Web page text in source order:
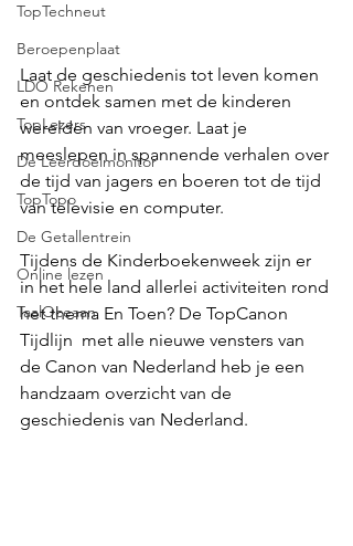
TopTechneut
Beroepenplaat
LDO Rekenen
TopLezers
De Leerdoelmonitor
TopTopo
De Getallentrein
Online lezen
TaalOceaan
Laat de geschiedenis tot leven komen
en ontdek samen met de kinderen
werelden van vroeger. Laat je
meeslepen in spannende verhalen over
de tijd van jagers en boeren tot de tijd
van televisie en computer.
Tijdens de Kinderboekenweek zijn er
in het hele land allerlei activiteiten rond
het thema En Toen? De TopCanon
Tijdlijn  met alle nieuwe vensters van
de Canon van Nederland heb je een
handzaam overzicht van de
geschiedenis van Nederland.